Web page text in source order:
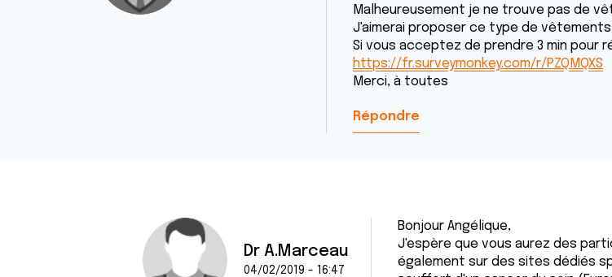
Malheureusement je ne trouve pas de
J'aimerai proposer ce type de
Si vous acceptez de prendre 3 min pour
https://fr.surveymonkey.com/r/PZQMQXS
Merci, à toutes
Répondre
Dr A.Marceau
04/02/2019 - 16:47
Bonjour Angélique,
J'espère que vous aurez des
également sur des sites dédiés